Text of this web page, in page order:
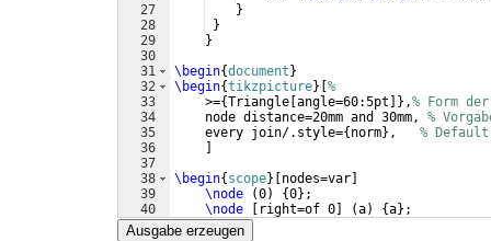
27
28
29
30
31
32
33
34
35
36
37
38
39
40
41
}
}
}
\begin{document }
\begin{tikzpicture} %
    >=
{Triangle angle=60:5pt ]} ,% Form
    node distance=20mm and 30mm,
%
    every join/.style=
{ norm} , %
\begin{ scope} nodes=var
\node
(0) {0} ;
\node
right=of 0 (a) {a} ;
\node [
Ausgabe erzeugen